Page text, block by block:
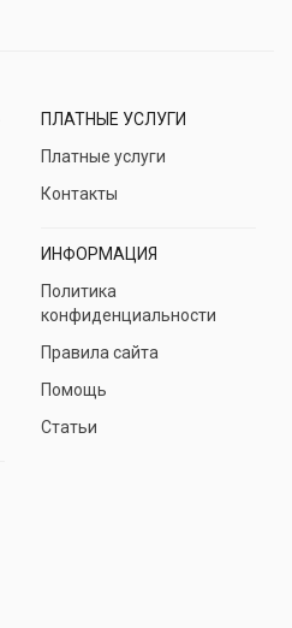
ПЛАТНЫЕ УСЛУГИ
Платные услуги
Контакты
ИНФОРМАЦИЯ
Политика
конфиденциальности
Правила сайта
Помощь
Статьи